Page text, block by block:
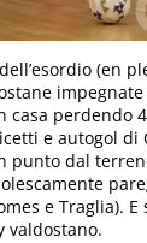
(en
impegnate
casa perdendo
e autogol di
punto dal
e Traglia).
valdostano.